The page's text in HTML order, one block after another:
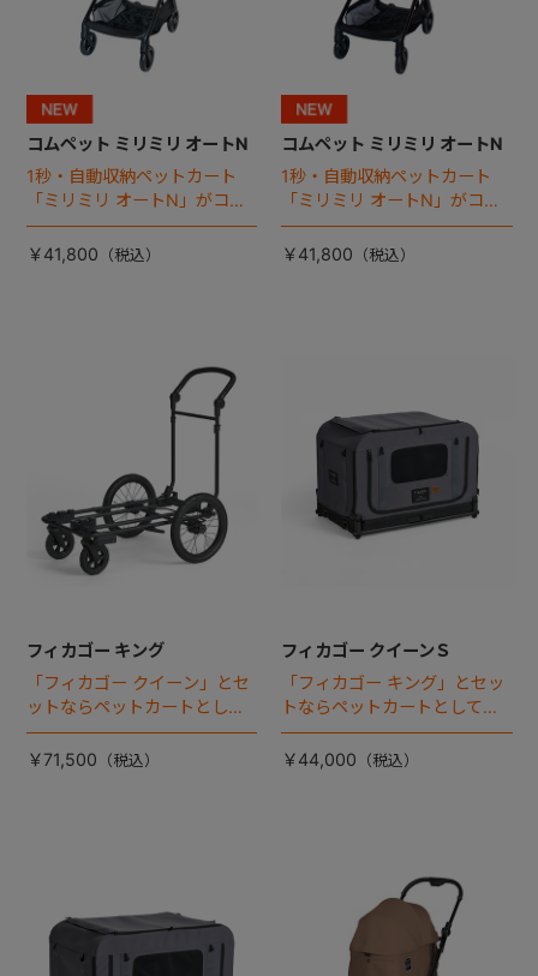
コムペット ミリミリ オートN
1秒・自動収納ペットカート
「ミリミリ オートN」がコム
ペットから登場！
￥41,800
コムペット ミリミリ オートN
1秒・自動収納ペットカート
「ミリミリ オートN」がコム
ペットから登場！
￥41,800
フィカゴー キング
「フィカゴー クイーン」とセ
ットならペットカートとして
使える、耐荷重50kgの大型犬
向け車体登場！
￥71,500
フィカゴー クイーンＳ
「フィカゴー キング」とセッ
トならペットカートとしても
使える、耐荷重30㎏の中～大
型犬向けケージが登場！
￥44,000